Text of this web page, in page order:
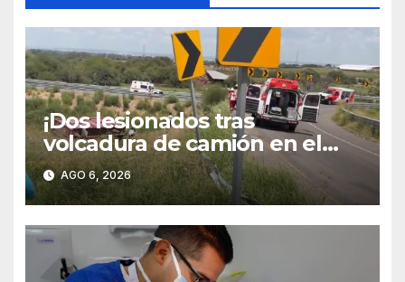
¡Dos lesionados tras
volcadura de camión en el
libramiento carretero
poniente!
AGO 6, 2026